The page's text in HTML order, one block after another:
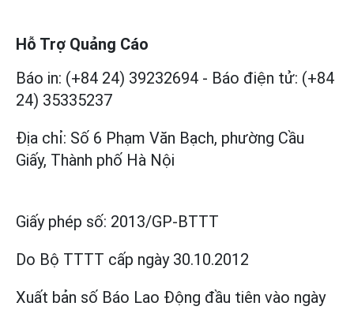
Hỗ Trợ Quảng Cáo
Báo in: (+84 24) 39232694 - Báo điện tử: (+84
24) 35335237
Địa chỉ: Số 6 Phạm Văn Bạch, phường Cầu
Giấy, Thành phố Hà Nội
Giấy phép số: 2013/GP-BTTT
Do Bộ TTTT cấp ngày 30.10.2012
Xuất bản số Báo Lao Động đầu tiên vào ngày